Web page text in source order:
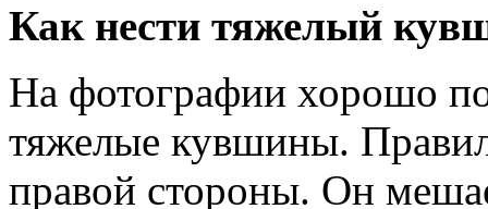
Как нести тяжелый
На фотографии хорошо
тяжелые кувшины.
правой стороны. Он